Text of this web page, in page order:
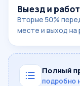
Выезд и
Вторые 50%
месте и выход на
Полный
подробно